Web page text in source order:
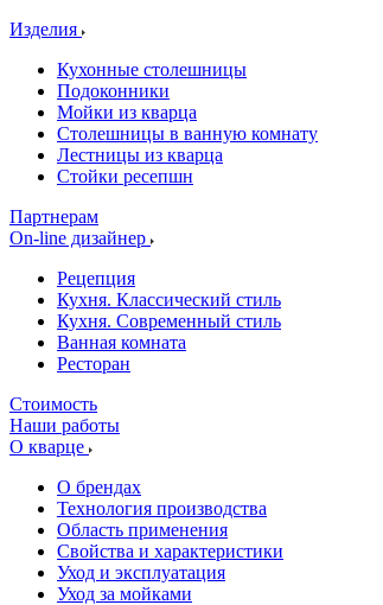
Изделия
Кухонные столешницы
Подоконники
Мойки из кварца
Столешницы в ванную комнату
Лестницы из кварца
Стойки ресепшн
Партнерам
On-line дизайнер
Рецепция
Кухня. Классический стиль
Кухня. Современный стиль
Ванная комната
Ресторан
Стоимость
Наши работы
О кварце
О брендах
Технология производства
Область применения
Свойства и характеристики
Уход и эксплуатация
Уход за мойками